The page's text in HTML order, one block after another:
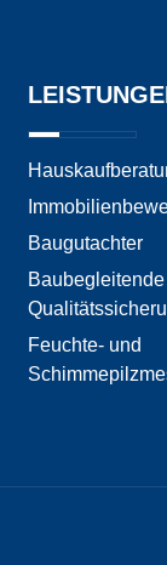
Baugutachter
Baubegleitende
Feuchte- und